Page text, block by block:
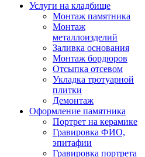
Услуги на кладбище
Монтаж памятника
Монтаж
металлоизделий
Заливка основания
Монтаж бордюров
Отсыпка отсевом
Укладка тротуарной
плитки
Демонтаж
Оформление памятника
Портрет на керамике
Гравировка ФИО,
эпитафии
Гравировка портрета